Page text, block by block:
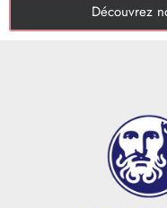
Découvrez